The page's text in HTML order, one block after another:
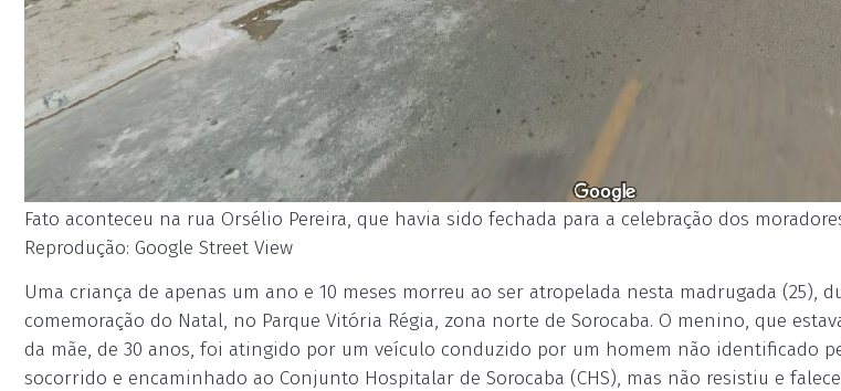
Fato aconteceu na rua Orsélio Pereira, que havia sido fechada para a celebração dos
Reprodução: Google Street View
Uma criança de apenas um ano e 10 meses morreu ao ser atropelada nesta madrugada (25),
comemoração do Natal, no Parque Vitória Régia, zona norte de Sorocaba. O menino, que
da mãe, de 30 anos, foi atingido por um veículo conduzido por um homem não identificado
socorrido e encaminhado ao Conjunto Hospitalar de Sorocaba (CHS), mas não resistiu e